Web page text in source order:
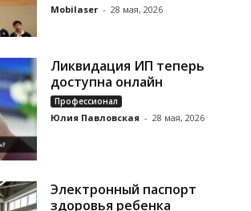
Mobilaser - 28 мая, 2026
Ликвидация ИП теперь
доступна онлайн
Профессионал
Юлия Павловская - 28 мая, 2026
Электронный паспорт
здоровья ребенка